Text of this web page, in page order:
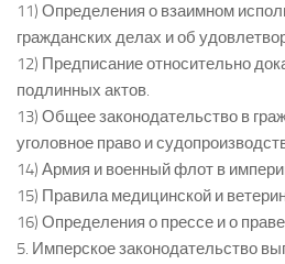
11) Определения о взаимном
гражданских делах и об
12) Предписание относительно
подлинных актов.
13) Общее законодательство в
уголовное право и
14) Армия и военный флот в
15) Правила медицинской и
16) Определения о прессе и о
5. Имперское законодательство